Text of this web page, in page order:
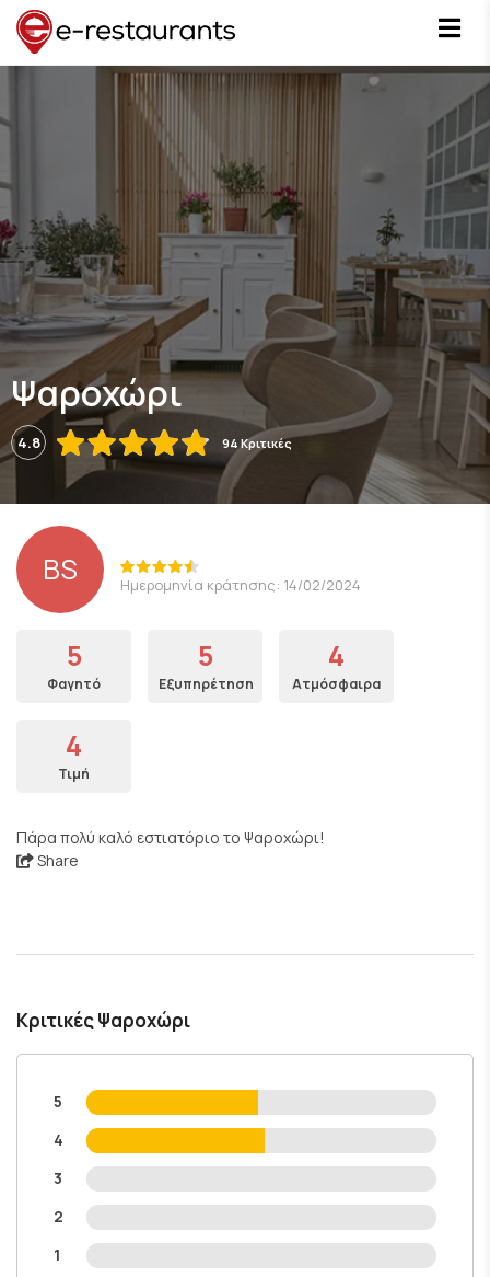
Ψαροχώρι
4.8 94 Κριτικές
BS Ημερομηνία κράτησης: 14/02/2024
5
Φαγητό
5
Εξυπηρέτηση
4
Ατμόσφαιρα
4
Τιμή
Πάρα πολύ καλό εστιατόριο το Ψαροχώρι!
Share
Κριτικές Ψαροχώρι
5
4
3
2
1